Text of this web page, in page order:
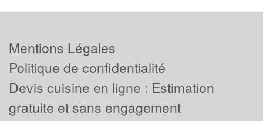
Mentions Légales
Politique de confidentialité
Devis cuisine en ligne : Estimation
gratuite et sans engagement